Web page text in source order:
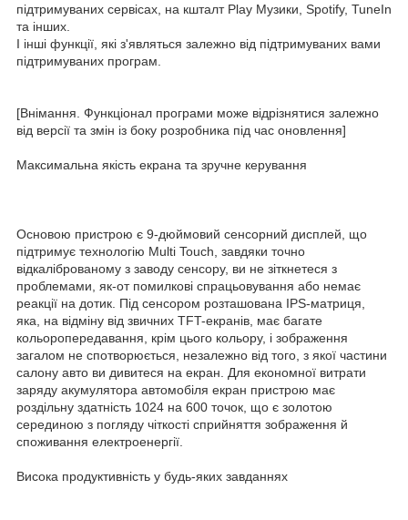
підтримуваних сервісах, на кшталт Play Музики, Spotify, TuneIn
та інших.
І інші функції, які з'являться залежно від підтримуваних вами
підтримуваних програм.
[Внімання. Функціонал програми може відрізнятися залежно
від версії та змін із боку розробника під час оновлення]
Максимальна якість екрана та зручне керування
Основою пристрою є 9-дюймовий сенсорний дисплей, що
підтримує технологію Multi Touch, завдяки точно
відкаліброваному з заводу сенсору, ви не зіткнетеся з
проблемами, як-от помилкові спрацьовування або немає
реакції на дотик. Під сенсором розташована IPS-матриця,
яка, на відміну від звичних TFT-екранів, має багате
кольоропередавання, крім цього кольору, і зображення
загалом не спотворюється, незалежно від того, з якої частини
салону авто ви дивитеся на екран. Для економної витрати
заряду акумулятора автомобіля екран пристрою має
роздільну здатність 1024 на 600 точок, що є золотою
серединою з погляду чіткості сприйняття зображення й
споживання електроенергії.
Висока продуктивність у будь-яких завданнях